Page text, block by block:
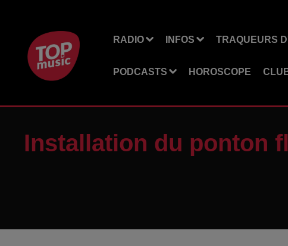
RADIO INFOS TRAQUEURS
PODCASTS HOROSCOPE
Installation du ponton